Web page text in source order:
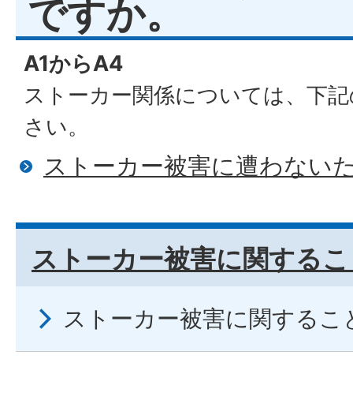
ですか。
A1からA4
ストーカー関係については、下
さい。
ストーカー被害に遭わない
ストーカー被害に関する
ストーカー被害に関するこ